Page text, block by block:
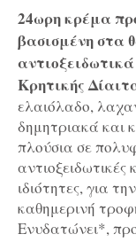
24ωρη κρέμα
βασισμένη στα
Κρητικής
ελαιόλαδο,
δημητριακά και
πλούσια σε
αντιοξειδωτικές
ιδιότητες, για
καθημερινή
Ενυδατώνει*,